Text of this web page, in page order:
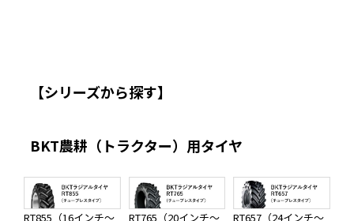
【シリーズから探す】
BKT農耕（トラクター）用タイヤ
RT855（16インチ～
RT765（20インチ～
RT657（24インチ～